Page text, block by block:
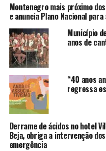
Montenegro mais próximo
e anuncia Plano Nacional para
Município
anos de
“40 anos
regressa
Derrame de ácidos no hotel
Beja, obriga a intervenção
emergência